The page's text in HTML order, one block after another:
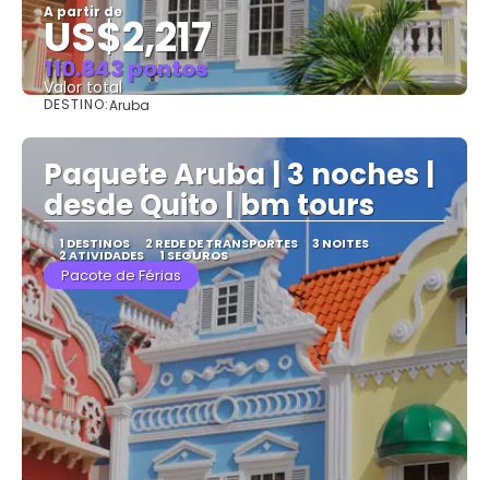
A partir de
US$2,217
110.843 pontos
Valor total
DESTINO:Aruba
Paquete Aruba | 3 noches |
desde Quito | bm tours
1 DESTINOS 2 REDE DE TRANSPORTES 3 NOITES
2 ATIVIDADES 1 SEGUROS
Pacote de Férias